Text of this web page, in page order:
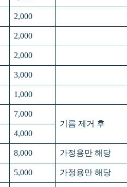
2,000
2,000
2,000
3,000
1,000
7,000
기름 제거 후
4,000
8,000 가정용만 해당
5,000 가정용만 해당